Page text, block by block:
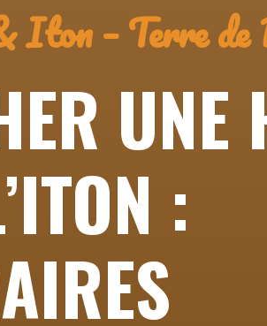
– Terre de
UNE
: